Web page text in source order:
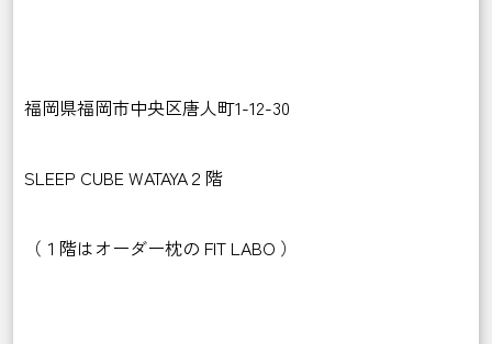
福岡県福岡市中央区唐人町1-12-30
SLEEP CUBE WATAYA２階
（１階はオーダー枕の FIT LABO ）